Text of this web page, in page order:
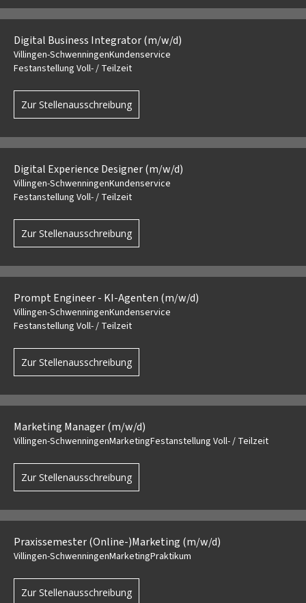
Digital Business Integrator (m/w/d)
Villingen-SchwenningenKundenservice
Festanstellung Voll- / Teilzeit
Zur Stellenausschreibung
Digital Experience Designer (m/w/d)
Villingen-SchwenningenKundenservice
Festanstellung Voll- / Teilzeit
Zur Stellenausschreibung
Prompt Engineer - KI-Agenten (m/w/d)
Villingen-SchwenningenKundenservice
Festanstellung Voll- / Teilzeit
Zur Stellenausschreibung
Marketing Manager (m/w/d)
Villingen-SchwenningenMarketingFestanstellung Voll- / Teilzeit
Zur Stellenausschreibung
Praxissemester (Online-)Marketing (m/w/d)
Villingen-SchwenningenMarketingPraktikum
Zur Stellenausschreibung